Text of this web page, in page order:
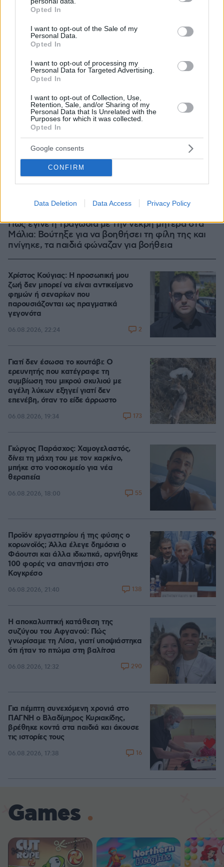
grant or deny consent to Google and its third-party tags to
use your data for below specified purposes in below Google
consent section.
Opted In
I want to opt-out of the Sale of my
Personal Data.
Opted In
I want to opt-out of processing my
Personal Data for Targeted Advertising.
Opted In
I want to opt-out of Collection, Use,
Retention, Sale, and/or Sharing of my
Personal Data that Is Unrelated with the
Purposes for which it was collected.
Opted In
Google consents
CONFIRM
Data Deletion Data Access Privacy Policy
Πώς έγινε η τραγωδία με την νεκρή μητέρα στα
Μάλια: Βούτηξε για να βοηθήσει τη φίλη της και
πνίγηκε, τα παιδιά φώναζαν για βοήθεια
Χρίστος Κούγιας: Η προσωπική μου
ζωή δεν μπορεί να είναι αντικείμενο
φημών ή σεναρίων που
παρουσιάζονται ως πραγματικά
γεγονότα
06.08.2026, 22:24 2
Γιατί δεν έσωσα το κουτάβι: Ο
ερευνητής που κατέγραφε τη
συμβίωση του μικρού σκυλιού με
αγέλη λύκων εξηγεί γιατί δεν
επενέβη, όταν το είδε άρρωστο
06.08.2026, 19:34 173
Γιώργος Παράσχος: Χαμογελαστός,
δίνει τη μάχη του με τον καρκίνο,
μπήκε στο νοσοκομείο για νέα
θεραπεία
06.08.2026, 18:00 55
Προϊόν εργαστηρίου ή της φύσης ο
κορωνοϊός; Άλλα έλεγε δημόσια ο
Φάουτσι και άλλα ιδιωτικά, αρνήθηκε
100 φορές να απαντήσει στο
Κογκρέσο
06.08.2026, 21:40 138
Η αποκαλυπτική κατάθεση της
συζύγου του Αφγανού: Πώς
γνωρίσαμε τη Λίσα, γιατί υποψιάστηκα
ότι ήταν το πτώμα στη βαλίτσα
06.08.2026, 12:32 290
Για πέμπτη συνεχόμενη χρονιά στο
ΠΑΓΝΗ ο Βλαδίμηρος Κυριακίδης,
βρέθηκε κοντά στα παιδιά και άκουσε
τις ιστορίες τους
06.08.2026, 17:38 16
Games